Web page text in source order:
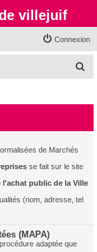
villejuif
Connexion
e
h
de Marchés
se fait sur le site
l'achat public de la Ville
(nom, adresse, tel
(MAPA)
adaptée que